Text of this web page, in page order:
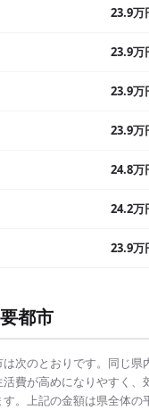
23.9万
23.9万
23.9万
23.9万
24.8万
24.2万
23.9万
都市
次のとおりです。同じ県
活費が高めになりやすく、
。上記の金額は県全体の